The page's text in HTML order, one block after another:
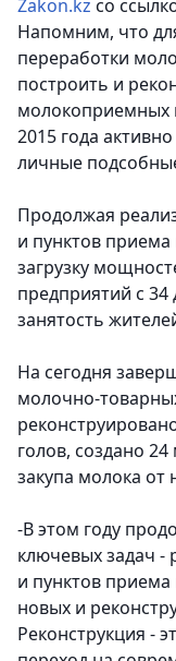
Zakon.kz со
Напомним, что
переработки
построить и
молокоприемных
2015 года
личные
Продолжая
и пунктов приема
загрузку
предприятий с
занятость
На сегодня
молочно-
голов, создано
закупа молока от
-В этом году
ключевых задач
и пунктов приема
новых и
Реконструкция -